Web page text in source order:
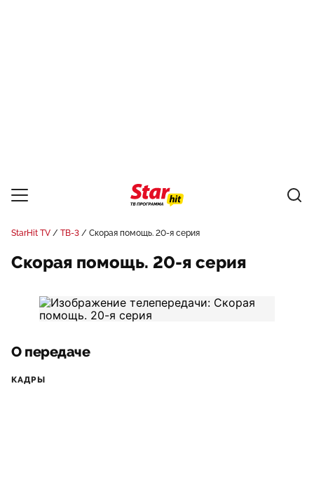
StarHit TV ТВ-3 Скорая помощь. 20-я серия
Скорая помощь. 20-я серия
О передаче
КАДРЫ